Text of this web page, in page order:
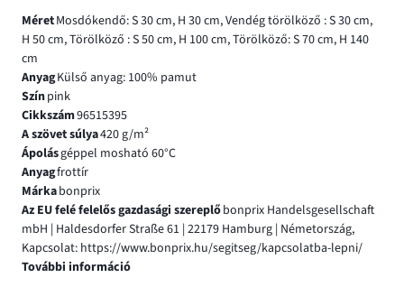
MéretMosdókendő: S 30 cm, H 30 cm, Vendég törölköző : S 30 cm,
H 50 cm, Törölköző : S 50 cm, H 100 cm, Törölköző: S 70 cm, H 140
cm
AnyagKülső anyag: 100% pamut
Színpink
Cikkszám96515395
A szövet súlya420 g/m²
Ápolásgéppel mosható 60°C
Anyagfrottír
Márkabonprix
Az EU felé felelős gazdasági szereplőbonprix Handelsgesellschaft
mbH | Haldesdorfer Straße 61 | 22179 Hamburg | Németország,
Kapcsolat: https://www.bonprix.hu/segitseg/kapcsolatba-lepni/
További információ